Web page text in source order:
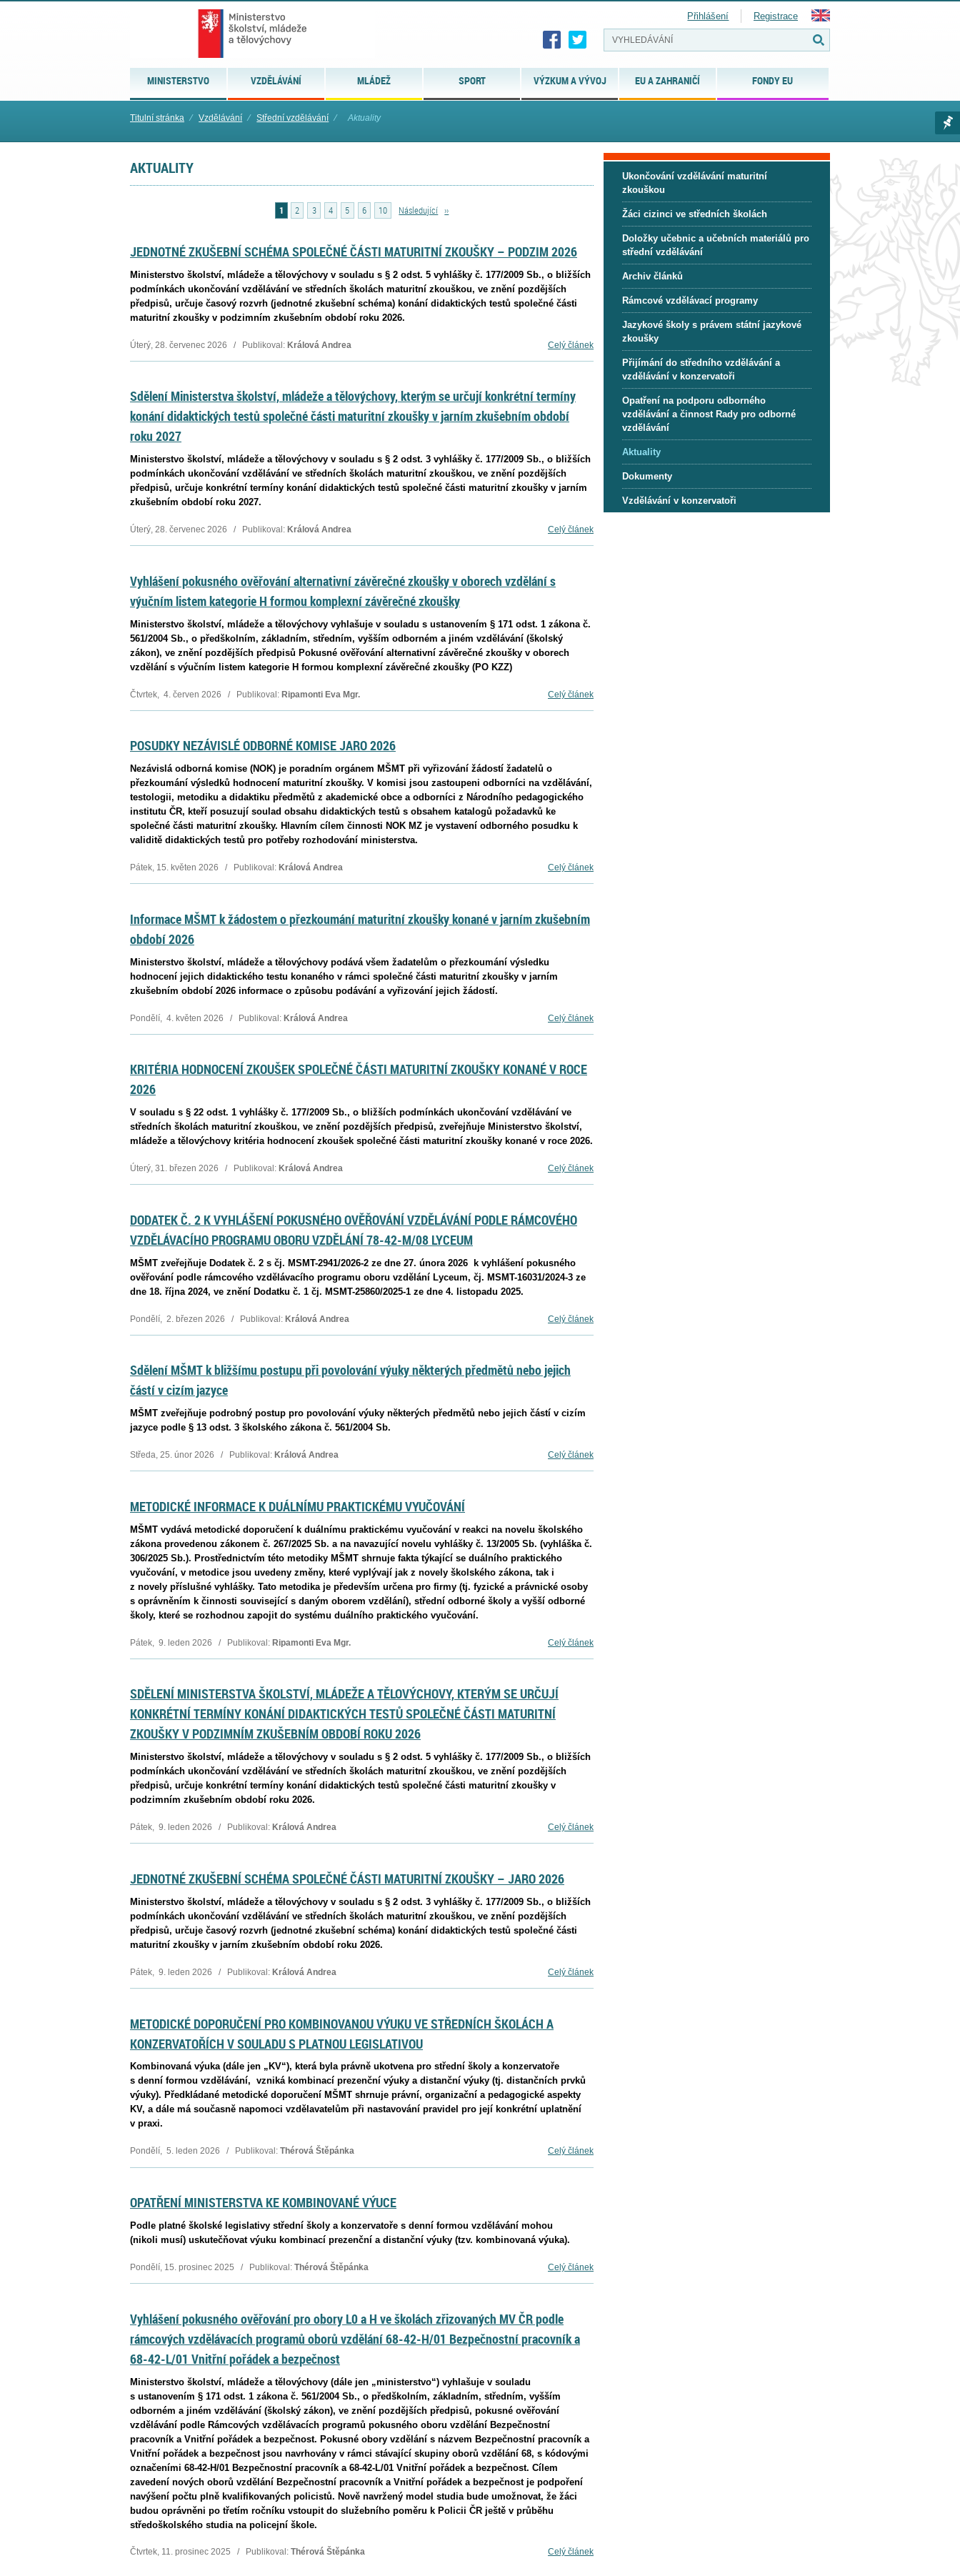
MINISTERSTVO VZDĚLÁVÁNÍ MLÁDEŽ SPORT VÝZKUM A VÝVOJ EU A ZAHRANIČÍ FONDY EU
Přihlášení Registrace
Titulní stránka ⁄ Vzdělávání ⁄ Střední vzdělávání ⁄ Aktuality
AKTUALITY
1 2 3 4 5 6 10 Následující ››
JEDNOTNÉ ZKUŠEBNÍ SCHÉMA SPOLEČNÉ ČÁSTI MATURITNÍ ZKOUŠKY – PODZIM 2026
Ministerstvo školství, mládeže a tělovýchovy v souladu s § 2 odst. 5 vyhlášky č. 177/2009 Sb., o bližších
podmínkách ukončování vzdělávání ve středních školách maturitní zkouškou, ve znění pozdějších
předpisů, určuje časový rozvrh (jednotné zkušební schéma) konání didaktických testů společné části
maturitní zkoušky v podzimním zkušebním období roku 2026.
Celý článek
Úterý, 28. červenec 2026 / Publikoval: Králová Andrea
Sdělení Ministerstva školství, mládeže a tělovýchovy, kterým se určují konkrétní termíny
konání didaktických testů společné části maturitní zkoušky v jarním zkušebním období
roku 2027
Ministerstvo školství, mládeže a tělovýchovy v souladu s § 2 odst. 3 vyhlášky č. 177/2009 Sb., o bližších
podmínkách ukončování vzdělávání ve středních školách maturitní zkouškou, ve znění pozdějších
předpisů, určuje konkrétní termíny konání didaktických testů společné části maturitní zkoušky v jarním
zkušebním období roku 2027.
Celý článek
Úterý, 28. červenec 2026 / Publikoval: Králová Andrea
Vyhlášení pokusného ověřování alternativní závěrečné zkoušky v oborech vzdělání s
výučním listem kategorie H formou komplexní závěrečné zkoušky
Ministerstvo školství, mládeže a tělovýchovy vyhlašuje v souladu s ustanovením § 171 odst. 1 zákona č.
561/2004 Sb., o předškolním, základním, středním, vyšším odborném a jiném vzdělávání (školský
zákon), ve znění pozdějších předpisů Pokusné ověřování alternativní závěrečné zkoušky v oborech
vzdělání s výučním listem kategorie H formou komplexní závěrečné zkoušky (PO KZZ)
Celý článek
Čtvrtek, 4. červen 2026 / Publikoval: Ripamonti Eva Mgr.
POSUDKY NEZÁVISLÉ ODBORNÉ KOMISE JARO 2026
Nezávislá odborná komise (NOK) je poradním orgánem MŠMT při vyřizování žádostí žadatelů o
přezkoumání výsledků hodnocení maturitní zkoušky. V komisi jsou zastoupeni odborníci na vzdělávání,
testologii, metodiku a didaktiku předmětů z akademické obce a odborníci z Národního pedagogického
institutu ČR, kteří posuzují soulad obsahu didaktických testů s obsahem katalogů požadavků ke
společné části maturitní zkoušky. Hlavním cílem činnosti NOK MZ je vystavení odborného posudku k
validitě didaktických testů pro potřeby rozhodování ministerstva.
Celý článek
Pátek, 15. květen 2026 / Publikoval: Králová Andrea
Informace MŠMT k žádostem o přezkoumání maturitní zkoušky konané v jarním zkušebním
období 2026
Ministerstvo školství, mládeže a tělovýchovy podává všem žadatelům o přezkoumání výsledku
hodnocení jejich didaktického testu konaného v rámci společné části maturitní zkoušky v jarním
zkušebním období 2026 informace o způsobu podávání a vyřizování jejich žádostí.
Celý článek
Pondělí, 4. květen 2026 / Publikoval: Králová Andrea
KRITÉRIA HODNOCENÍ ZKOUŠEK SPOLEČNÉ ČÁSTI MATURITNÍ ZKOUŠKY KONANÉ V ROCE
2026
V souladu s § 22 odst. 1 vyhlášky č. 177/2009 Sb., o bližších podmínkách ukončování vzdělávání ve
středních školách maturitní zkouškou, ve znění pozdějších předpisů, zveřejňuje Ministerstvo školství,
mládeže a tělovýchovy kritéria hodnocení zkoušek společné části maturitní zkoušky konané v roce 2026.
Celý článek
Úterý, 31. březen 2026 / Publikoval: Králová Andrea
DODATEK Č. 2 K VYHLÁŠENÍ POKUSNÉHO OVĚŘOVÁNÍ VZDĚLÁVÁNÍ PODLE RÁMCOVÉHO
VZDĚLÁVACÍHO PROGRAMU OBORU VZDĚLÁNÍ 78-42-M/08 LYCEUM
MŠMT zveřejňuje Dodatek č. 2 s čj. MSMT-2941/2026-2 ze dne 27. února 2026 k vyhlášení pokusného
ověřování podle rámcového vzdělávacího programu oboru vzdělání Lyceum, čj. MSMT-16031/2024-3 ze
dne 18. října 2024, ve znění Dodatku č. 1 čj. MSMT-25860/2025-1 ze dne 4. listopadu 2025.
Celý článek
Pondělí, 2. březen 2026 / Publikoval: Králová Andrea
Sdělení MŠMT k bližšímu postupu při povolování výuky některých předmětů nebo jejich
částí v cizím jazyce
MŠMT zveřejňuje podrobný postup pro povolování výuky některých předmětů nebo jejich částí v cizím
jazyce podle § 13 odst. 3 školského zákona č. 561/2004 Sb.
Celý článek
Středa, 25. únor 2026 / Publikoval: Králová Andrea
METODICKÉ INFORMACE K DUÁLNÍMU PRAKTICKÉMU VYUČOVÁNÍ
MŠMT vydává metodické doporučení k duálnímu praktickému vyučování v reakci na novelu školského
zákona provedenou zákonem č. 267/2025 Sb. a na navazující novelu vyhlášky č. 13/2005 Sb. (vyhláška č.
306/2025 Sb.). Prostřednictvím této metodiky MŠMT shrnuje fakta týkající se duálního praktického
vyučování, v metodice jsou uvedeny změny, které vyplývají jak z novely školského zákona, tak i
z novely příslušné vyhlášky. Tato metodika je především určena pro firmy (tj. fyzické a právnické osoby
s oprávněním k činnosti související s daným oborem vzdělání), střední odborné školy a vyšší odborné
školy, které se rozhodnou zapojit do systému duálního praktického vyučování.
Celý článek
Pátek, 9. leden 2026 / Publikoval: Ripamonti Eva Mgr.
SDĚLENÍ MINISTERSTVA ŠKOLSTVÍ, MLÁDEŽE A TĚLOVÝCHOVY, KTERÝM SE URČUJÍ
KONKRÉTNÍ TERMÍNY KONÁNÍ DIDAKTICKÝCH TESTŮ SPOLEČNÉ ČÁSTI MATURITNÍ
ZKOUŠKY V PODZIMNÍM ZKUŠEBNÍM OBDOBÍ ROKU 2026
Ministerstvo školství, mládeže a tělovýchovy v souladu s § 2 odst. 5 vyhlášky č. 177/2009 Sb., o bližších
podmínkách ukončování vzdělávání ve středních školách maturitní zkouškou, ve znění pozdějších
předpisů, určuje konkrétní termíny konání didaktických testů společné části maturitní zkoušky v
podzimním zkušebním období roku 2026.
Celý článek
Pátek, 9. leden 2026 / Publikoval: Králová Andrea
JEDNOTNÉ ZKUŠEBNÍ SCHÉMA SPOLEČNÉ ČÁSTI MATURITNÍ ZKOUŠKY – JARO 2026
Ministerstvo školství, mládeže a tělovýchovy v souladu s § 2 odst. 3 vyhlášky č. 177/2009 Sb., o bližších
podmínkách ukončování vzdělávání ve středních školách maturitní zkouškou, ve znění pozdějších
předpisů, určuje časový rozvrh (jednotné zkušební schéma) konání didaktických testů společné části
maturitní zkoušky v jarním zkušebním období roku 2026.
Celý článek
Pátek, 9. leden 2026 / Publikoval: Králová Andrea
METODICKÉ DOPORUČENÍ PRO KOMBINOVANOU VÝUKU VE STŘEDNÍCH ŠKOLÁCH A
KONZERVATOŘÍCH V SOULADU S PLATNOU LEGISLATIVOU
Kombinovaná výuka (dále jen „KV“), která byla právně ukotvena pro střední školy a konzervatoře
s denní formou vzdělávání, vzniká kombinací prezenční výuky a distanční výuky (tj. distančních prvků
výuky). Předkládané metodické doporučení MŠMT shrnuje právní, organizační a pedagogické aspekty
KV, a dále má současně napomoci vzdělavatelům při nastavování pravidel pro její konkrétní uplatnění
v praxi.
Celý článek
Pondělí, 5. leden 2026 / Publikoval: Thérová Štěpánka
OPATŘENÍ MINISTERSTVA KE KOMBINOVANÉ VÝUCE
Podle platné školské legislativy střední školy a konzervatoře s denní formou vzdělávání mohou
(nikoli musí) uskutečňovat výuku kombinací prezenční a distanční výuky (tzv. kombinovaná výuka).
Celý článek
Pondělí, 15. prosinec 2025 / Publikoval: Thérová Štěpánka
Vyhlášení pokusného ověřování pro obory L0 a H ve školách zřizovaných MV ČR podle
rámcových vzdělávacích programů oborů vzdělání 68-42-H/01 Bezpečnostní pracovník a
68-42-L/01 Vnitřní pořádek a bezpečnost
Ministerstvo školství, mládeže a tělovýchovy (dále jen „ministerstvo“) vyhlašuje v souladu
s ustanovením § 171 odst. 1 zákona č. 561/2004 Sb., o předškolním, základním, středním, vyšším
odborném a jiném vzdělávání (školský zákon), ve znění pozdějších předpisů, pokusné ověřování
vzdělávání podle Rámcových vzdělávacích programů pokusného oboru vzdělání Bezpečnostní
pracovník a Vnitřní pořádek a bezpečnost. Pokusné obory vzdělání s názvem Bezpečnostní pracovník a
Vnitřní pořádek a bezpečnost jsou navrhovány v rámci stávající skupiny oborů vzdělání 68, s kódovými
označeními 68-42-H/01 Bezpečnostní pracovník a 68-42-L/01 Vnitřní pořádek a bezpečnost. Cílem
zavedení nových oborů vzdělání Bezpečnostní pracovník a Vnitřní pořádek a bezpečnost je podpoření
navýšení počtu plně kvalifikovaných policistů. Nově navržený model studia bude umožnovat, že žáci
budou oprávněni po třetím ročníku vstoupit do služebního poměru k Policii ČR ještě v průběhu
středoškolského studia na policejní škole.
Celý článek
Čtvrtek, 11. prosinec 2025 / Publikoval: Thérová Štěpánka
Ukončování vzdělávání maturitní
zkouškou
Žáci cizinci ve středních školách
Doložky učebnic a učebních materiálů pro
střední vzdělávání
Archiv článků
Rámcové vzdělávací programy
Jazykové školy s právem státní jazykové
zkoušky
Přijímání do středního vzdělávání a
vzdělávání v konzervatoři
Opatření na podporu odborného
vzdělávání a činnost Rady pro odborné
vzdělávání
Aktuality
Dokumenty
Vzdělávání v konzervatoři